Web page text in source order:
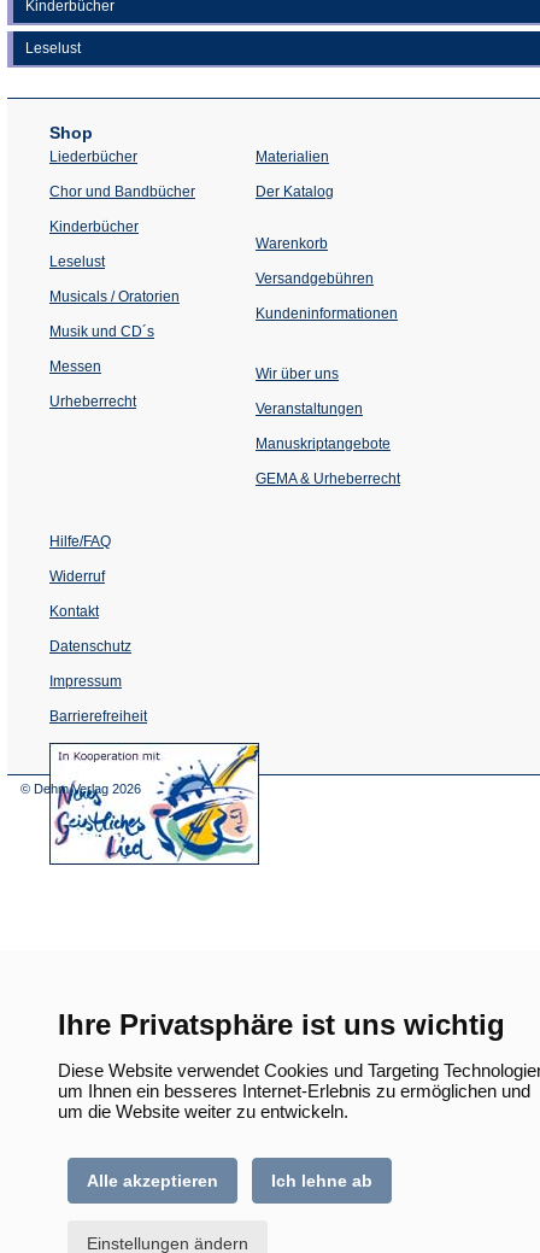
Ihre Privatsphäre ist uns wichtig
Diese Website verwendet Cookies und Targeting
um Ihnen ein besseres Internet-Erlebnis zu ermöglichen und
um die Website weiter zu entwickeln.
Alle akzeptieren Ich lehne ab
Einstellungen ändern
Kinderbücher
Leselust
Shop
Liederbücher
Chor und Bandbücher
Kinderbücher
Leselust
Musicals / Oratorien
Musik und CD´s
Messen
Urheberrecht
Materialien
Der Katalog
Warenkorb
Versandgebühren
Kundeninformationen
Wir über uns
Veranstaltungen
einem
Tab)
Manuskriptangebote
GEMA & Urheberrecht
Hilfe/FAQ
Widerruf
Kontakt
Datenschutz
Impressum
Barrierefreiheit
(Öffnet
in
© Dehm Verlag 2026